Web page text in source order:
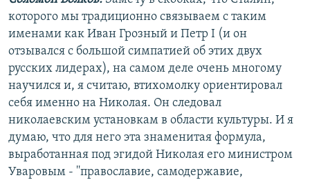
которого мы традиционно связываем с таким
именами как Иван Грозный и Петр I (и он
отзывался с большой симпатией об этих двух
русских лидерах), на самом деле очень многому
научился и, я считаю, втихомолку ориентировал
себя именно на Николая. Он следовал
николаевским установкам в области культуры. И я
думаю, что для него эта знаменитая формула,
выработанная под эгидой Николая его министром
Уваровым - ''православие, самодержавие,